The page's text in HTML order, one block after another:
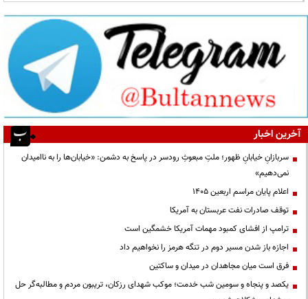
آخرین اخبار
سربازانِ خیابانِ ظهور؛ ملتِ مبعوثِ رودسر در پاسخ به دشمن: «خیابان‌ها را به ناامیدان
نمی‌دهیم»
اعلام پایان مراسم اربعین ۱۴۰۵
توقف صادرات نفت عربستان به آمریکا
ترامپ از افشای کمبود مهمات آمریکا خشمگین است
اجازه باز شدن مسیر دوم در تنگه هرمز را نخواهیم داد
فرق است میان مجاهدان در میدان و ساکتین
یکصد و پنجاه و سومین شب خدمت؛ موکب شهدای رزکان، تریبون مردم و مطالبه‌گر حل